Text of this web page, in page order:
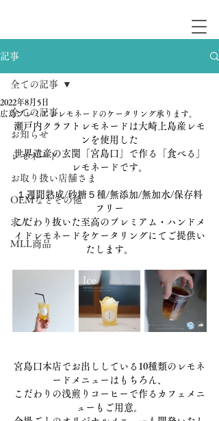
記事
全ての記事
お知らせ
レモネード
お取り扱い店舗さま
OEMなどその他
求人
MLL商品
全ての記事
広島プレミアムレモネードのケータリング承ります。
2022年8月5日
瀬戸内クラフトレモネードは大崎上島産レモ
ンを使用した
世界遺産の玄関「宮島口」で作る「食べる」
レモネードです。
１週間熟成/砂糖５種/無添加/無加水/保存料
フリー
こだわり抜いた至高のプレミアム・ハンドメ
イドレモネードをケータリングにてご提供い
たします。
宮島口本店でお出ししている10種類のレモネ
ードメニューはもちろん、
こだわりの浅煎りコーヒーで作るカフェメニ
ューもご用意。